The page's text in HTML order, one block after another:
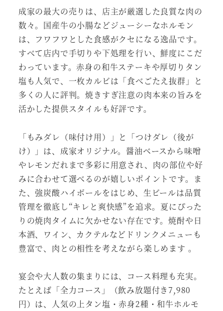
成家の最大の売りは、店主が厳選した良質な肉の
数々。国産牛の小腸などジューシーなホルモン
は、フワフワとした食感がクセになる逸品です。
すべて店内で手切りや下処理を行い、鮮度にこだ
わっています。赤身の和牛ステーキや厚切りタン
塩も人気で、一枚カルビは「食べごたえ抜群」と
多くの人に評判。焼きすぎ注意の肉本来の旨みを
活かした提供スタイルも好評です。
「もみダレ（味付け用）」と「つけダレ（後が
け）」は、成家オリジナル。醤油ベースから味噌
やレモンだれまで多彩に用意され、肉の部位や好
みに合わせて選べるのが嬉しいポイントです。ま
た、強炭酸ハイボールをはじめ、生ビールは品質
管理を徹底し“キレと爽快感”を追求。夏にぴった
りの焼肉タイムに欠かせない存在です。焼酎や日
本酒、ワイン、カクテルなどドリンクメニューも
豊富で、肉との相性を考えながら楽しめます 。
宴会や大人数の集まりには、コース料理も充実。
たとえば「全力コース」（飲み放題付き7,980
円）は、人気の上タン塩・赤身2種・和牛ホルモ